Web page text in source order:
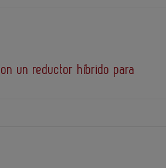
un reductor híbrido para